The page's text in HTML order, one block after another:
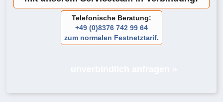
Telefonische Beratung:
+49 (0)8376 742 99 64
zum normalen Festnetztarif.